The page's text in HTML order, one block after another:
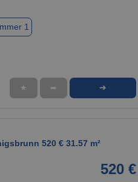
1
★ ➦ ➜
520 € 31.57 m²
520 €